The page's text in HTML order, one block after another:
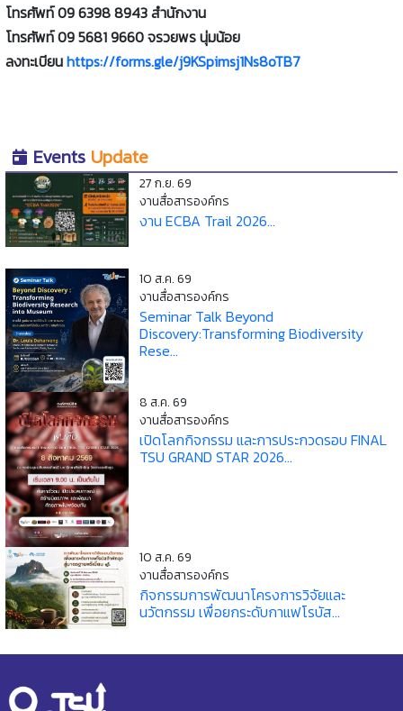
โทรศัพท์ 09 6398 8943 สำนักงาน
โทรศัพท์ 09 5681 9660 จรวยพร นุ่มน้อย
ลงทะเบียนhttps://forms.gle/j9KSpimsj1Ns8oTB7
Events Update
27 ก.ย. 69
งานสื่อสารองค์กร
งาน ECBA Trail 2026...
10 ส.ค. 69
งานสื่อสารองค์กร
Seminar Talk Beyond
Discovery:Transforming Biodiversity
Rese...
8 ส.ค. 69
งานสื่อสารองค์กร
เปิดโลกกิจกรรม และการประกวดรอบ FINAL
TSU GRAND STAR 2026...
10 ส.ค. 69
งานสื่อสารองค์กร
กิจกรรมการพัฒนาโครงการวิจัยและ
นวัตกรรม เพื่อยกระดับกาแฟโรบัส...